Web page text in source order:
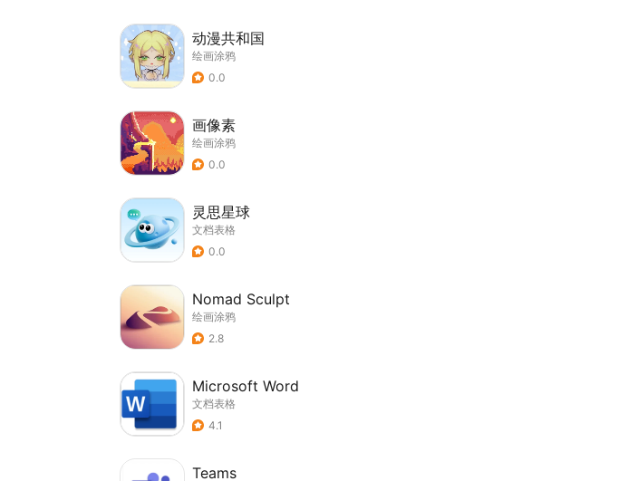
动漫共和国
绘画涂鸦
0.0
画像素
绘画涂鸦
0.0
灵思星球
文档表格
0.0
Nomad Sculpt
绘画涂鸦
2.8
Microsoft Word
文档表格
4.1
Teams